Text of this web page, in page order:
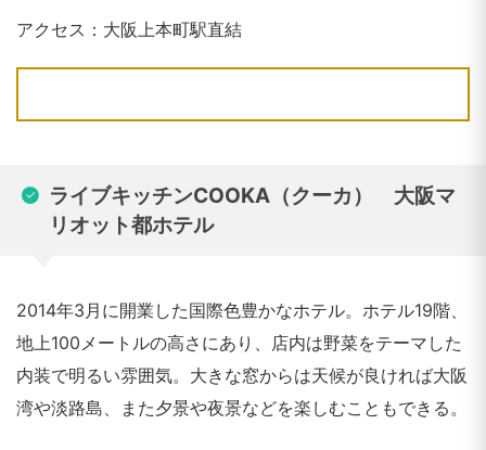
アクセス：大阪上本町駅直結
ライブキッチンCOOKA（クーカ） 大阪マ
リオット都ホテル
2014年3月に開業した国際色豊かなホテル。ホテル19階、
地上100メートルの高さにあり、店内は野菜をテーマした
内装で明るい雰囲気。大きな窓からは天候が良ければ大阪
湾や淡路島、また夕景や夜景などを楽しむこともできる。